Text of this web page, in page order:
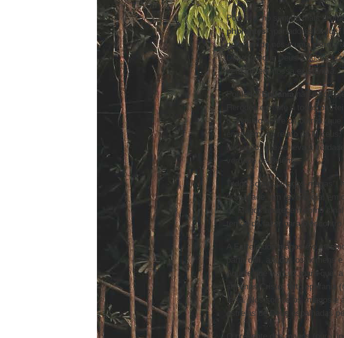
Por isso, no sentido mais
phorantes”, portadores de
cada um de nós é uma estrela
Deus, porque Deus é nossa
verdade em nossa existência.
Por isso, Epifanianão é só
Herodes e frente a todos os
o domínio sobre os outros
emergem, no relato de
iniciação, que os leva à
verdade de Belém.
Todos somos “magos-
gratuidade, em reverência, em
os Magos aparecem como
temos de fazer para o
A Estrela dos magos é o
partir dali, a todos os homens
Aquele que é a Luz, para que,
sejamos Cristo, feito epi-fania
terra. Nós somos os “magos e
estrelas de Deus espalhadas